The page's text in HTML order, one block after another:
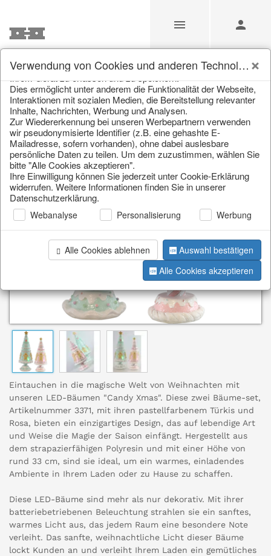
/ Weihnachten / Weihnachtsbäume
Eintauchen in die magische Welt von Weihnachten mit
unseren LED-Bäumen "Candy Xmas". Diese zwei Bäume-set,
Artikelnummer 3371, mit ihren pastellfarbenem Türkis und
Rosa, bieten ein einzigartiges Design, das auf lebendige Art
und Weise die Magie der Saison einfängt. Hergestellt aus
dem strapazierfähigen Polyresin und mit einer Höhe von
rund 33 cm, sind sie ideal, um ein warmes, einladendes
Ambiente in Ihrem Laden oder zu Hause zu schaffen.
Diese LED-Bäume sind mehr als nur dekorativ. Mit ihrer
batteriebetriebenen Beleuchtung strahlen sie ein sanftes,
warmes Licht aus, das jedem Raum eine besondere Note
verleiht. Das sanfte, weihnachtliche Licht dieser Bäume
lockt Kunden an und verleiht Ihrem Laden ein gemütliches
Verwendung von Cookies und anderen Technologien
Technologien (im Folgenden: Cookies), um Informationen von
Ihrem Gerät zu erfassen und zu speichern.
Dies ermöglicht unter anderem die Funktionalität der Webseite,
Interaktionen mit sozialen Medien, die Bereitstellung relevanter
Inhalte, Nachrichten, Werbung und Analysen.
Zur Wiedererkennung bei unseren Werbepartnern verwenden
wir pseudonymisierte Identifier (z.B. eine gehashte E-
Mailadresse, sofern vorhanden), ohne dabei auslesbare
persönliche Daten zu teilen. Um dem zuzustimmen, wählen Sie
bitte "Alle Cookies akzeptieren".
Ihre Einwilligung können Sie jederzeit unter Cookie-Erklärung
widerrufen. Weitere Informationen finden Sie in unserer
Datenschutzerklärung.
Webanalyse Personalisierung Werbung
Alle Cookies ablehnen
Auswahl bestätigen
Alle Cookies akzeptieren